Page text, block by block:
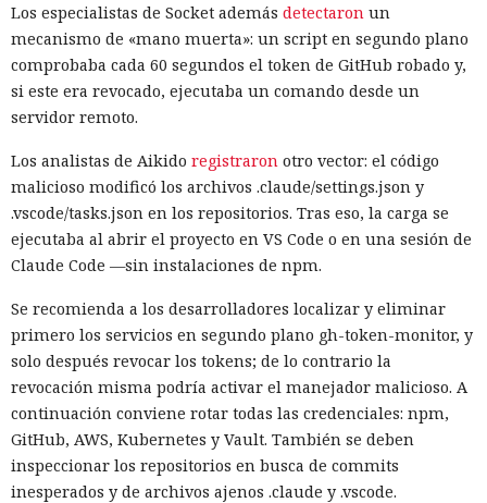
Los especialistas de Socket además detectaron un
mecanismo de «mano muerta»: un script en segundo plano
comprobaba cada 60 segundos el token de GitHub robado y,
si este era revocado, ejecutaba un comando desde un
servidor remoto.
Los analistas de Aikido registraron otro vector: el código
malicioso modificó los archivos .claude/settings.json y
.vscode/tasks.json en los repositorios. Tras eso, la carga se
ejecutaba al abrir el proyecto en VS Code o en una sesión de
Claude Code —sin instalaciones de npm.
Se recomienda a los desarrolladores localizar y eliminar
primero los servicios en segundo plano gh-token-monitor, y
solo después revocar los tokens; de lo contrario la
revocación misma podría activar el manejador malicioso. A
continuación conviene rotar todas las credenciales: npm,
GitHub, AWS, Kubernetes y Vault. También se deben
inspeccionar los repositorios en busca de commits
inesperados y de archivos ajenos .claude y .vscode.